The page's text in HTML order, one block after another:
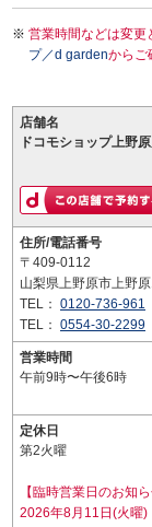
営業時間などは変更
プ／d gardenからご
店舗名
ドコモショップ上野
住所/電話番号
〒409-0112
山梨県上野原市上野
TEL： 0120-736-961
TEL： 0554-30-2299
営業時間
午前9時〜午後6時
定休日
第2火曜
【臨時営業日のお知ら
2026年8月11日(火曜)